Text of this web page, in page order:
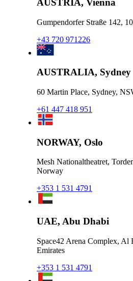
AUSTRIA, Vienna
Gumpendorfer Straße 142,
+43 720 971226
AUSTRALIA, Sydney
60 Martin Place, Sydney,
+61 447 418 951
NORWAY, Oslo
Mesh Nationaltheatret,
Norway
+353 1 531 4791
UAE, Abu Dhabi
Space42 Arena Complex,
Emirates
+353 1 531 4791